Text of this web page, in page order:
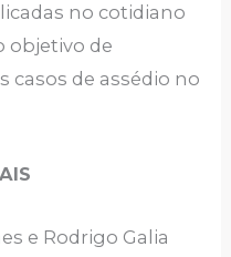
no cotidiano
objetivo de
de assédio no
e Rodrigo Galia